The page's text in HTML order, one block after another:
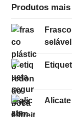
Produtos
selável